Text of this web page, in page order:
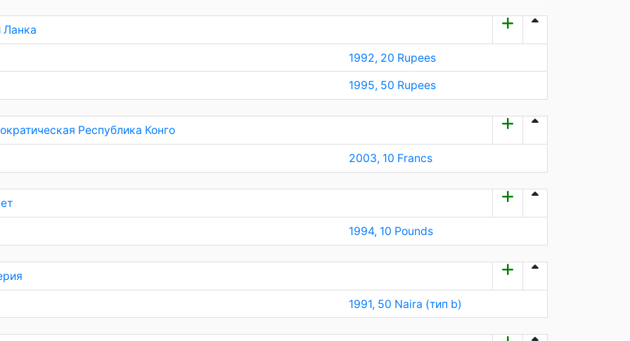
1992, 20 Rupees
1995, 50 Rupees
Республика Конго
2003, 10 Francs
1994, 10 Pounds
1991, 50 Naira (тип b)